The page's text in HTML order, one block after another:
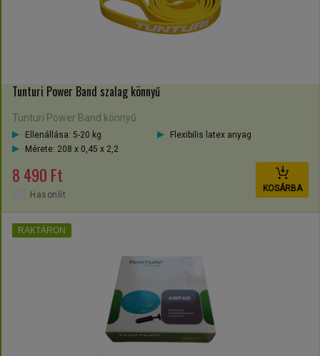
Tunturi Power Band szalag könnyű
Tunturi Power Band könnyű
Ellenállása: 5-20 kg
Flexibilis latex anyag
Mérete: 208 x 0,45 x 2,2
8 490 Ft
KOSÁRBA
Hasonlít
RAKTÁRON